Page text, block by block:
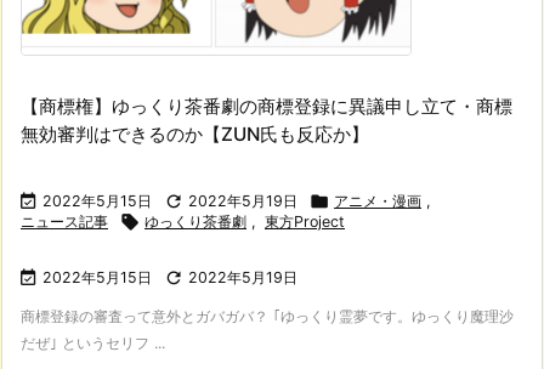
【商標権】ゆっくり茶番劇の商標登録に異議申し立て・商標
無効審判はできるのか【ZUN氏も反応か】
 2022年5月15日  2022年5月19日  アニメ・漫画 ,
ニュース記事
 ゆっくり茶番劇 , 東方Project
 2022年5月15日  2022年5月19日
商標登録の審査って意外とガバガバ？ ｢ゆっくり霊夢です。ゆっくり魔理沙
だぜ｣ というセリフ ...